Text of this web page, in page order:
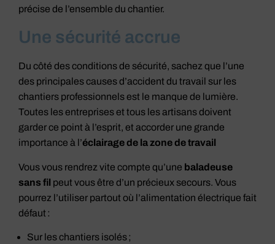
précise de l’ensemble du chantier.
Une sécurité accrue
Du côté des conditions de sécurité, sachez que l’une
des principales causes d’accident du travail sur les
chantiers professionnels est le manque de lumière.
Toutes les entreprises et tous les artisans doivent
garder ce point à l’esprit, et accorder une grande
importance à l’éclairage de la zone de travail
Vous vous rendrez vite compte qu’une baladeuse
sans fil peut vous être d’un précieux secours. Vous
pourrez l’utiliser partout où l’alimentation électrique fait
défaut :
Sur les chantiers isolés ;